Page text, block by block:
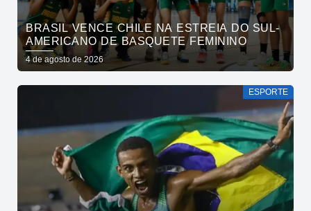
BRASIL VENCE CHILE NA ESTREIA DO SUL-
AMERICANO DE BASQUETE FEMININO
4 de agosto de 2026
ESPORTE